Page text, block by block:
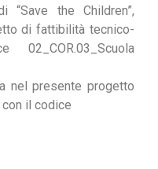
“Save the Children”,
di fattibilità tecnico-
nel presente progetto
il codice